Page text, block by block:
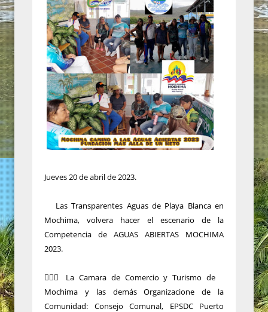
Jueves 20 de abril de 2023.
Las Transparentes Aguas de Playa Blanca en
Mochima, volvera hacer el escenario de la
Competencia de AGUAS ABIERTAS MOCHIMA
2023.
🏊🏻‍♂️ La Camara de Comercio y Turismo de
Mochima y las demás Organizacione de la
Comunidad: Consejo Comunal, EPSDC Puerto